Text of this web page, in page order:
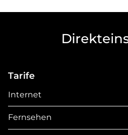
Tarife
Internet
Fernsehen